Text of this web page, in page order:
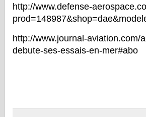
http://www.defense-
http://www.journal-aviation.com/
debute-ses-essais-en-mer#abo